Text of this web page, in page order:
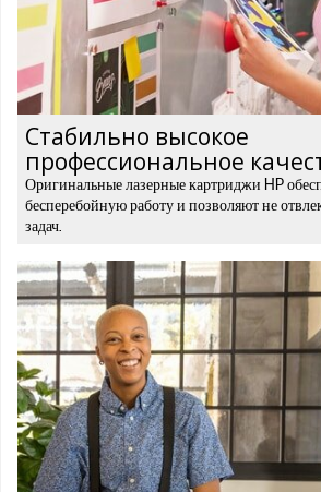
Стабильно высокое
профессиональное
Оригинальные лазерные картриджи HP
бесперебойную работу и позволяют не
задач.